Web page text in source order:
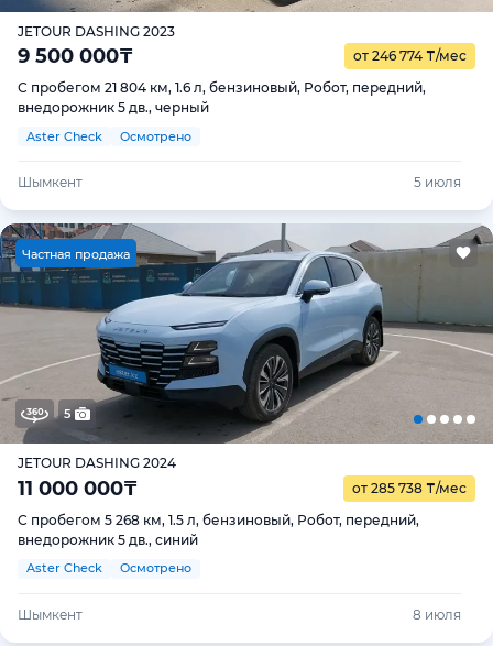
JETOUR DASHING 2023
9 500 000₸ от 246 774 ₸/мес
С пробегом 21 804 км, 1.6 л, бензиновый, Робот, передний,
внедорожник 5 дв., черный
Aster Check Осмотрено
Шымкент 5 июля
Частная продажа
5
JETOUR DASHING 2024
11 000 000₸ от 285 738 ₸/мес
С пробегом 5 268 км, 1.5 л, бензиновый, Робот, передний,
внедорожник 5 дв., синий
Aster Check Осмотрено
Шымкент 8 июля